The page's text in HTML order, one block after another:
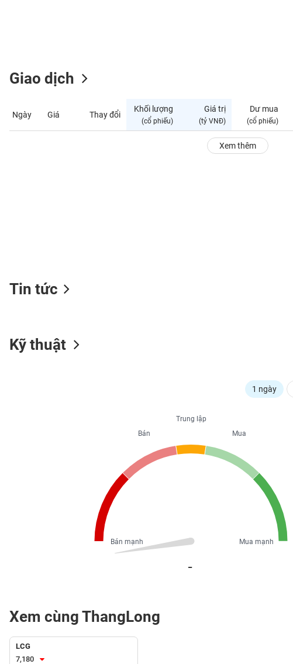
Giao dịch
Ngày Giá Thay đổi
Khối lượng
(cổ phiếu)
Giá trị
(tỷ VNĐ)
Dư mua
(cổ phiếu)
Xem thêm
Tin tức
Kỹ thuật
1 ngày
Trung lập
Mua
Mua mạnh
Bán
Bán mạnh
Xem cùng ThangLong
LCG
7,180
CÁ
NHÂN
TƯ
XUẤT